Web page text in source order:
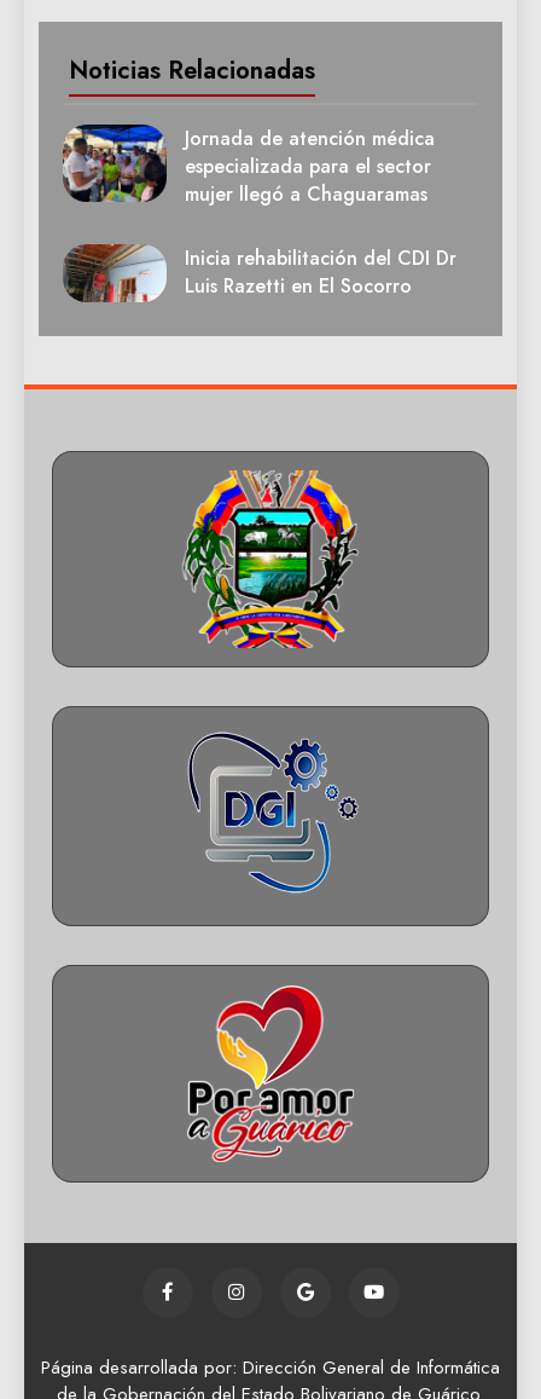
Noticias Relacionadas
Jornada de atención médica
especializada para el sector
mujer llegó a Chaguaramas
Inicia rehabilitación del CDI Dr
Luis Razetti en El Socorro
Página desarrollada por: Dirección General de Informática